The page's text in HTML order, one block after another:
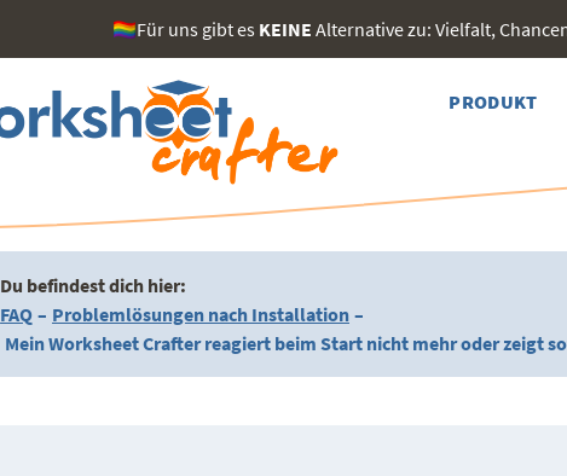
🏳️‍🌈Für uns gibt es KEINE Alternative zu: Vielfalt,
PRODUKT
Du befindest dich hier:
FAQ – Problemlösungen nach Installation –
Mein Worksheet Crafter reagiert beim Start nicht mehr oder zeigt